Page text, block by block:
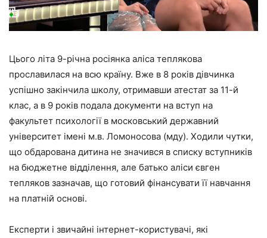
Цього літа 9-річна росіянка аліса теплякова
прославилася на всю країну. Вже в 8 років дівчинка
успішно закінчила школу, отримавши атестат за 11-й
клас, а в 9 років подала документи на вступ на
факультет психології в московський державний
університет імені м.в. Ломоносова (мду). Ходили чутки,
що обдарована дитина не значився в списку вступників
на бюджетне відділення, але батько аліси євген
тепляков зазначав, що готовий фінансувати її навчання
на платній основі.
Експерти і звичайні інтернет-користувачі, які